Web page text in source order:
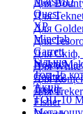
Для
Для
Для
Для
Для
Для
Для
Для
Quest
XP
Minelab
Garrett
Nokta
Coiltek
Treker
Fisher
Більше
Топ-15
Акції
ТОП-10